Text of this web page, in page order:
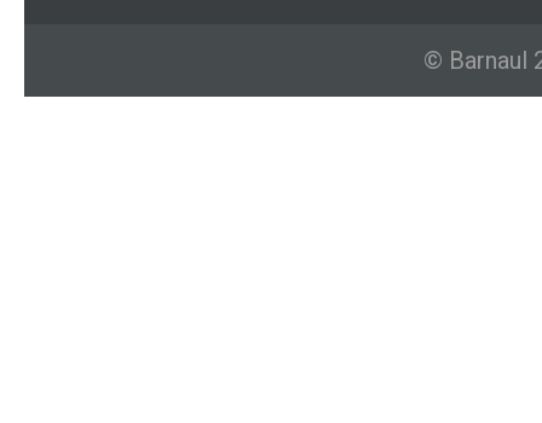
© Barnaul